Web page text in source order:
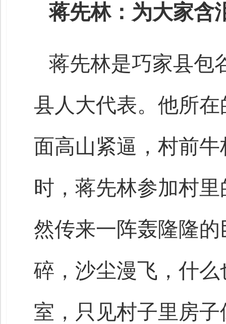
蒋先林：为大家含
蒋先林是巧家县包
县人大代表。他所
面高山紧逼，村前牛
时，蒋先林参加村
然传来一阵轰隆隆
碎，沙尘漫飞，什
室，只见村子里房